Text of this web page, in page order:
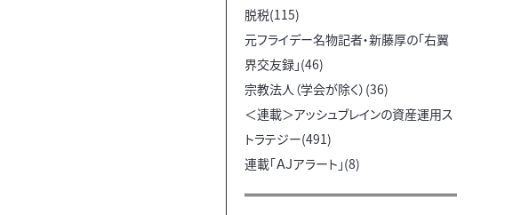
脱税(115)
元フライデー名物記者・新藤厚の「右翼
界交友録」(46)
宗教法人（学会が除く）(36)
＜連載＞アッシュブレインの資産運用ス
トラテジー(491)
連載「ＡＪアラート」(8)